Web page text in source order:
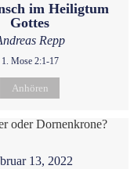
im Heiligtum
Gottes
Repp
1. Mose 2:1-17
Anhören
13, 2022